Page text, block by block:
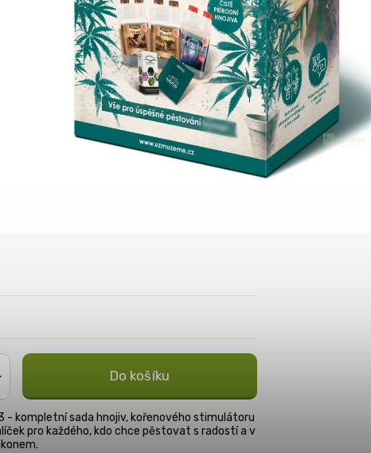
Do košíku
- kompletní sada hnojiv, kořenového stimulátoru
pro každého, kdo chce pěstovat s radostí a v